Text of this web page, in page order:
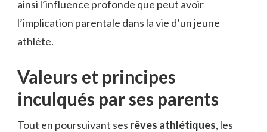
ainsi l’influence profonde que peut avoir
l’implication parentale dans la vie d’un jeune
athlète.
Valeurs et principes
inculqués par ses parents
Tout en poursuivant ses rêves athlétiques, les